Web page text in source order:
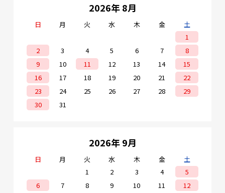
に対応可能。 ・消費電力（最大）：5.55W ・動作
時環境条件 使用時温度：-10～60℃ 使用時湿度：
5～95%（結露なきこと） ・保管時環境条件 保管
時温度：-40～85℃ 保管時湿度：5～95%（結露
なきこと） ・筐体材質：メタル ・19インチマウ
ント取り付け：無 ・マグネット取り付け：無 ・壁
掛け：無 ・対応DINレール：対応（35mm） ・フ
ァン仕様：静音ファンレス ・MTBF：3,093,836時
間（25℃） ／ 582,648時間（60℃） ・VCCI規
格：VCCI Class A ・セット内容：取扱説明書×1、
製品本体×1、DINレールマウント（出荷時取付
済）×1、プラグ端子台×1 ・カラー：ブラック
・適合規格：FCC Part 15 Class A、VCCI Class A、
EN 61000-6-4 ・防塵規格：IP40 ・リレー出力：
電源2系統入力時にON ※リレー出力に接続する
装置は0.5A＠DC30V以下でご使用ください。 ・電
源逆極性保護：対応 ・過電流保護：対応 ・発熱
量：19.98KJ／h
2026年 8月
日 月 火 水 木 金
土
1
2
3 4 5 6 7
8
9
10 11 12 13 14
15
16
17 18 19 20 21
22
23
24 25 26 27 28
29
30
31
2026年 9月
日 月 火 水 木 金
土
1
2 3 4
5
6
7 8 9 10 11
12